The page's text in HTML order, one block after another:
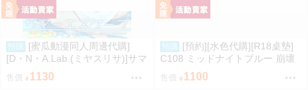
預購
[蜜瓜動漫同人周邊代購]
[D・N・A.Lab.(ミヤスリサ)]サマ
ーエスケープ【A5アクリルフィ
ギュア】(A5壓克力立牌特典版)
售價 1130
預購
[預約][水色代購][R18桌墊]
C108 ミッドナイトブルー 崩壞
星穹鐵道 火花 誘惑
售價 1100